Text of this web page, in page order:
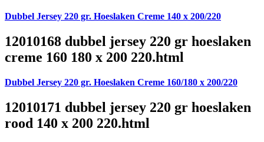
Dubbel Jersey 220 gr. Hoeslaken Creme 140 x 200/220
12010168 dubbel jersey 220 gr hoeslaken
creme 160 180 x 200 220.html
Dubbel Jersey 220 gr. Hoeslaken Creme 160/180 x 200/220
12010171 dubbel jersey 220 gr hoeslaken
rood 140 x 200 220.html